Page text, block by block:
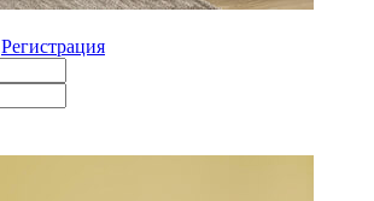
Регистрация